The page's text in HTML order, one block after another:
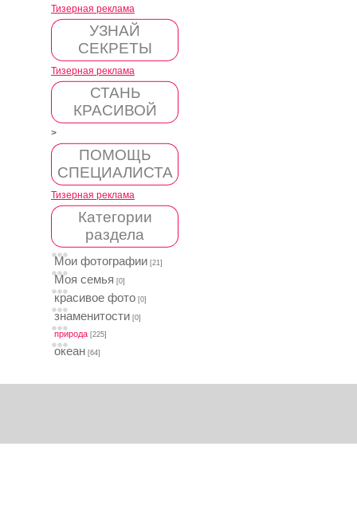
Тизерная реклама
УЗНАЙ
СЕКРЕТЫ
Тизерная реклама
СТАНЬ
КРАСИВОЙ
>
ПОМОЩЬ
СПЕЦИАЛИСТА
Тизерная реклама
Категории
раздела
Мои фотографии [21]
Моя семья [0]
красивое фото [0]
знаменитости [0]
природа [225]
океан [64]